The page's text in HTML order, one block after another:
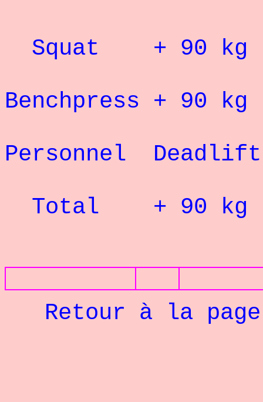
Squat + 90 kg
Benchpress + 90
Personnel
Total + 90 kg
Retour à la